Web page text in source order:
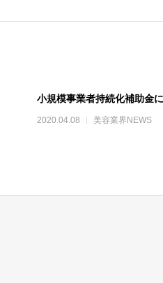
小規模事業者持続化補助金
2020.04.08 美容業界NEWS